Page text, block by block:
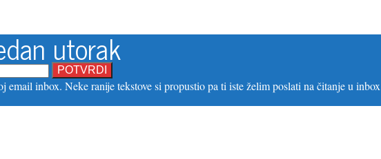
utorak
email inbox. Neke ranije tekstove si propustio pa ti iste želim poslati na čitanje u inbox